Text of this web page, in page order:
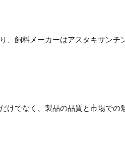
、飼料メーカーはアスタキサンチ
けでなく、製品の品質と市場での